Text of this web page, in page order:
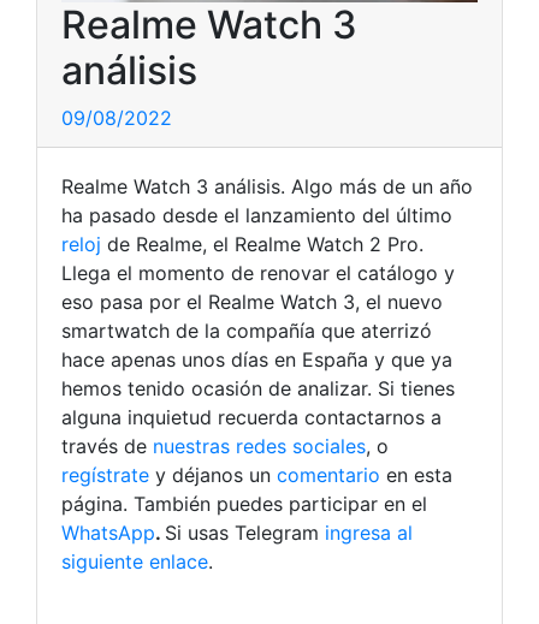
Realme Watch 3
análisis
09/08/2022
Realme Watch 3 análisis. Algo más de un año
ha pasado desde el lanzamiento del último
reloj de Realme, el Realme Watch 2 Pro.
Llega el momento de renovar el catálogo y
eso pasa por el Realme Watch 3, el nuevo
smartwatch de la compañía que aterrizó
hace apenas unos días en España y que ya
hemos tenido ocasión de analizar. Si tienes
alguna inquietud recuerda contactarnos a
través de nuestras redes sociales, o
regístrate y déjanos un comentario en esta
página. También puedes participar en el
WhatsApp. Si usas Telegram ingresa al
siguiente enlace.